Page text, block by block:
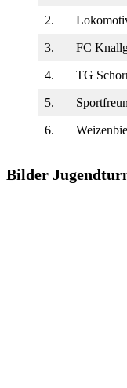
2.
3. FC
4. TG
5.
6.
Bilder